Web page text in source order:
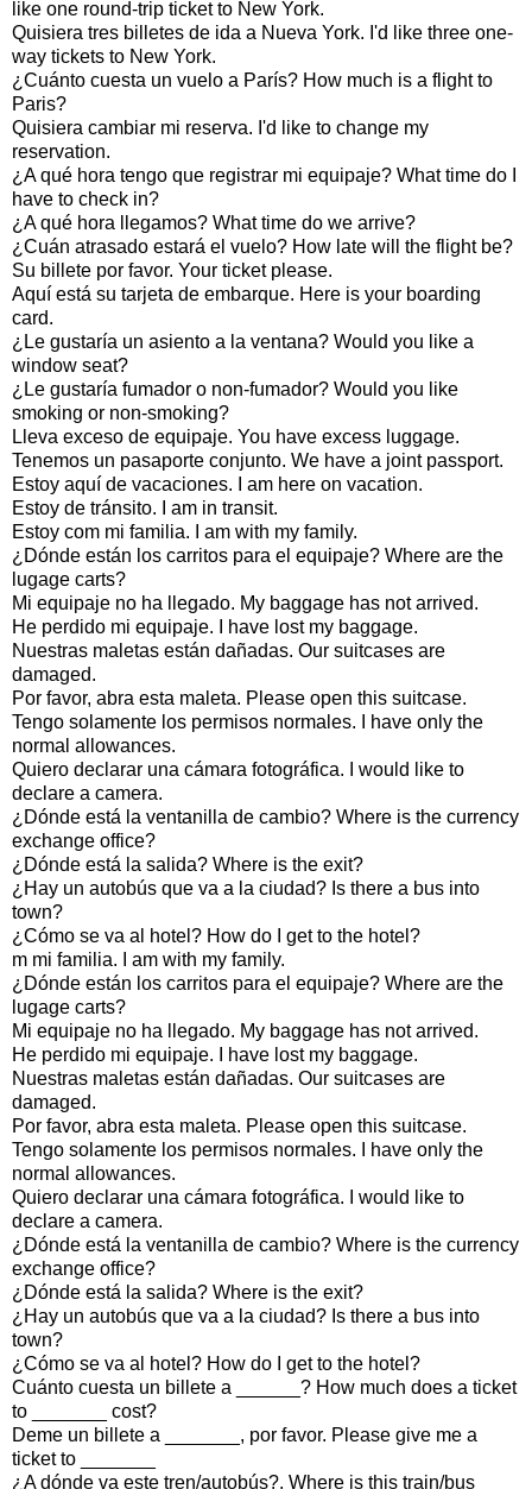
like one round-trip ticket to New York.
Quisiera tres billetes de ida a Nueva York. I'd like three one-
way tickets to New York.
¿Cuánto cuesta un vuelo a París? How much is a flight to
Paris?
Quisiera cambiar mi reserva. I'd like to change my
reservation.
¿A qué hora tengo que registrar mi equipaje? What time do I
have to check in?
¿A qué hora llegamos? What time do we arrive?
¿Cuán atrasado estará el vuelo? How late will the flight be?
Su billete por favor. Your ticket please.
Aquí está su tarjeta de embarque. Here is your boarding
card.
¿Le gustaría un asiento a la ventana? Would you like a
window seat?
¿Le gustaría fumador o non-fumador? Would you like
smoking or non-smoking?
Lleva exceso de equipaje. You have excess luggage.
Tenemos un pasaporte conjunto. We have a joint passport.
Estoy aquí de vacaciones. I am here on vacation.
Estoy de tránsito. I am in transit.
Estoy com mi familia. I am with my family.
¿Dónde están los carritos para el equipaje? Where are the
lugage carts?
Mi equipaje no ha llegado. My baggage has not arrived.
He perdido mi equipaje. I have lost my baggage.
Nuestras maletas están dañadas. Our suitcases are
damaged.
Por favor, abra esta maleta. Please open this suitcase.
Tengo solamente los permisos normales. I have only the
normal allowances.
Quiero declarar una cámara fotográfica. I would like to
declare a camera.
¿Dónde está la ventanilla de cambio? Where is the currency
exchange office?
¿Dónde está la salida? Where is the exit?
¿Hay un autobús que va a la ciudad? Is there a bus into
town?
¿Cómo se va al hotel? How do I get to the hotel?
m mi familia. I am with my family.
¿Dónde están los carritos para el equipaje? Where are the
lugage carts?
Mi equipaje no ha llegado. My baggage has not arrived.
He perdido mi equipaje. I have lost my baggage.
Nuestras maletas están dañadas. Our suitcases are
damaged.
Por favor, abra esta maleta. Please open this suitcase.
Tengo solamente los permisos normales. I have only the
normal allowances.
Quiero declarar una cámara fotográfica. I would like to
declare a camera.
¿Dónde está la ventanilla de cambio? Where is the currency
exchange office?
¿Dónde está la salida? Where is the exit?
¿Hay un autobús que va a la ciudad? Is there a bus into
town?
¿Cómo se va al hotel? How do I get to the hotel?
Cuánto cuesta un billete a ______? How much does a ticket
to _______ cost?
Deme un billete a _______, por favor. Please give me a
ticket to _______
¿A dónde va este tren/autobús?. Where is this train/bus